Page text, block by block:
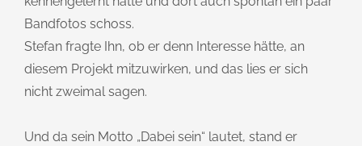
Bandfotos schoss.
Stefan fragte Ihn, ob er denn Interesse hätte, an
diesem Projekt mitzuwirken, und das lies er sich
nicht zweimal sagen.
Und da sein Motto „Dabei sein“ lautet, stand er